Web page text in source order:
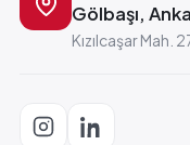
Gölbaşı,
Kızılcaşar Mah.